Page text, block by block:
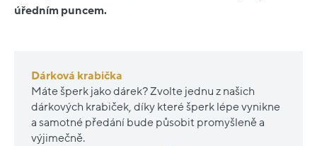
úředním puncem.
Dárková krabička
Máte šperk jako dárek? Zvolte jednu z našich
dárkových krabiček, díky které šperk lépe vynikne
a samotné předání bude působit promyšleně a
výjimečně.